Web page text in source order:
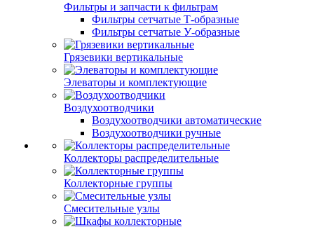
Фильтры и запчасти к фильтрам
Фильтры сетчатые Т-образные
Фильтры сетчатые У-образные
Грязевики вертикальные
Элеваторы и комплектующие
Воздухоотводчики
Воздухоотводчики автоматические
Воздухоотводчики ручные
Коллекторы распределительные
Коллекторные группы
Смесительные узлы